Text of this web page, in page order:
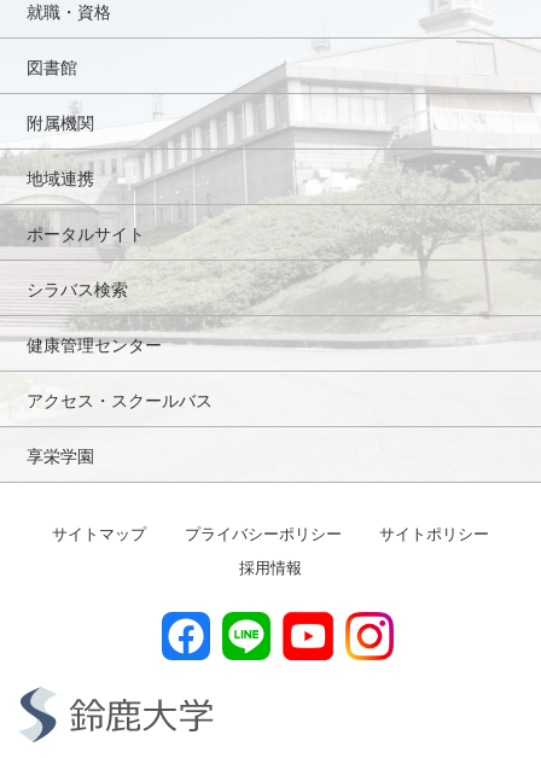
就職・資格
図書館
附属機関
地域連携
ポータルサイト
シラバス検索
健康管理センター
アクセス・スクールバス
享栄学園
サイトマップ プライバシーポリシー
サイトポリシー
採用情報